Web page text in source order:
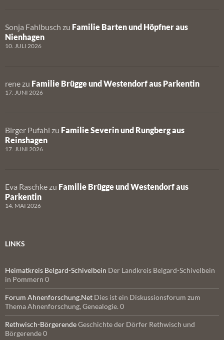
Sonja Fahlbusch zu Familie Barten und Höpfner aus
Nienhagen
10. JULI 2026
rene zu Familie Brügge und Westendorf aus Parkentin
17. JUNI 2026
Birger Pufahl zu Familie Severin und Rungberg aus
Reinshagen
17. JUNI 2026
Eva Raschke zu Familie Brügge und Westendorf aus
Parkentin
14. MAI 2026
LINKS
Heimatkreis Belgard-Schivelbein Der Landkreis Belgard-Schivelbein
in Pommern 0
Forum Ahnenforschung.Net Dies ist ein Diskussionsforum zum
Thema Ahnenforschung, Genealogie. 0
Rethwisch-BörgerendeGeschichte der Dörfer Rethwisch und
Börgerende 0